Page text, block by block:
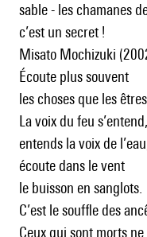
sable - les chamanes
c’est un secret !
Misato Mochizuki
Écoute plus souvent
les choses que les êtres.
La voix du feu s’entend,
entends la voix de
écoute dans le vent
le buisson en sanglots.
C’est le souffle des
Ceux qui sont morts